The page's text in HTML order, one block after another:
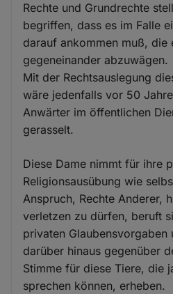
Rechte und Grundrechte
begriffen, dass es im Falle
darauf ankommen muß, die
gegeneinander abzuwägen.
Mit der Rechtsauslegung
wäre jedenfalls vor 50
Anwärter im öffentlichen
gerasselt.
Diese Dame nimmt für ihre
Religionsausübung wie
Anspruch, Rechte Anderer,
verletzen zu dürfen, beruft
privaten Glaubensvorgaben
darüber hinaus gegenüber
Stimme für diese Tiere, die
sprechen können, erheben.